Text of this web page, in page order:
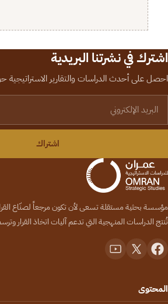
اشترك في نشرتنا البريدية
احصل على أحدث الدراسات والتقارير
اشتراك
مؤسسة بحثية مستقلة تسعى لأن تكون مرجعاً لصنّاع
تُنتج الدراسات المنهجية التي تدعم آليات اتخاذ القرار
المحتوى